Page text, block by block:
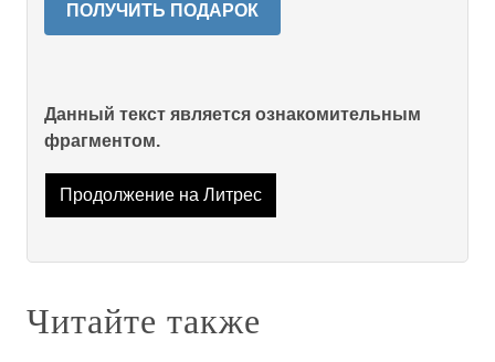
ПОЛУЧИТЬ ПОДАРОК
Данный текст является ознакомительным
фрагментом.
Продолжение на Литрес
Читайте также